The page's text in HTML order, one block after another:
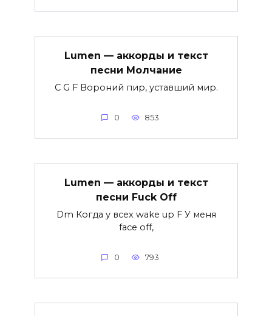
Lumen — аккорды и текст
песни Молчание
C G F Вороний пир, уставший мир.
0 853
Lumen — аккорды и текст
песни Fuck Off
Dm Когда у всех wake up F У меня
face off,
0 793